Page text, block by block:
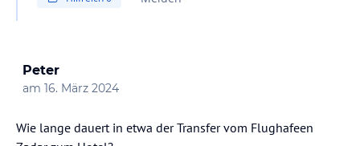
Peter
am 16. März 2024
Wie lange dauert in etwa der Transfer vom Flughafeen